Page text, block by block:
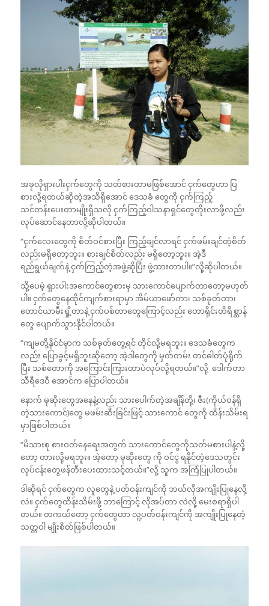
အခုလိုရှားပါးငှက်တွေကို သတ်စားတာမဖြစ်အောင် ငှက်တွေဟာ ပြ
စားလို့ရတယ်ဆိုတဲ့အသိရှိအောင် ဒေသခံ တွေကို ငှက်ကြည့်
သင်တန်းပေးတာမျိုးရှိသလို ငှက်ကြည့်ဝါသနာရှင်တွေတိုးလာဖို့လည်း
လုပ်ဆောင်နေတာလို့ဆိုပါတယ်။
“ငှက်လေးတွေကို စိတ်ဝင်စားပြီး ကြည့်ချင်လာရင် ငှက်ဖမ်းချင်တဲ့စိတ်
လည်းမရှိတော့ဘူး။ စားချင်စိတ်လည်း မရှိတော့ဘူး။ အဲ့ဒီ
ရည်ရွယ်ချက်နဲ့ ငှက်ကြည့်တဲ့အဖွဲ့ဆိုပြီး ဖွဲ့ထားတာပါ။”လို့ဆိုပါတယ်။
သို့ပေမဲ့ ရှားပါးအကောင်တွေစားမှ သားကောင်ပျောက်တာတော့မဟုတ်
ပါ။ ငှက်တွေနေထိုင်ကျက်စားရာမှာ အိမ်ယာဖော်တာ၊ သစ်ခုတ်တာ၊
တောင်ယာမီးရှို့တာနဲ့ ငှက်ပစ်တာတွေကြောင့်လည်း တောရိုင်းတိရိစ္ဆာန်
တွေ ပျောက်သွားနိုင်ပါတယ်။
“ကျမတို့နိုင်ငံမှာက သစ်ခုတ်တွေ့ရင် တိုင်လို့မရဘူး။ ဒေသခံတွေက
လည်း ပြောခွင့်မရှိဘူးဆိုတော့ အဲ့ဒါတွေကို မှတ်တမ်း တင်ဓါတ်ပုံရိုက်
ပြီး သစ်တောကို အကြောင်းကြားတာပဲလုပ်လို့ရတယ်။”လို့ ဒေါက်တာ
သီရီဒေဝီ အောင်က ပြောပါတယ်။
နောက် မုဆိုးတွေအနေနဲ့လည်း သားပေါက်တဲ့အချိန်တို့၊ ဇီး(ကိုယ်ဝန်ရှိ
တဲ့သားကောင်)တွေ မဖမ်းဆီးခြင်းဖြင့် သားကောင် တွေကို ထိန်းသိမ်းရ
မှာဖြစ်ပါတယ်။
“မိသားစု စားဝတ်နေရေးအတွက် သားကောင်တွေကိုသတ်မစားပါနဲ့လို့
တော့ တားလို့မရဘူး။ အဲ့တော့ မုဆိုးတွေ ကို ဝင်ငွ ရနိုင်တဲ့ဒေသတွင်း
လုပ်ငန်းတွေဖန်တီးပေးထားသင့်တယ်။”လို့ သူက အကြံပြုပါတယ်။
ဒါဆိုရင် ငှက်တွေက လူတွေနဲ့ ပတ်ဝန်းကျင်ကို ဘယ်လိုအကျိုးပြုနေလို့
လဲ။ ငှက်တွေထိန်းသိမ်းဖို့ ဘာကြောင့် လိုအပ်တာ လဲလို့ မေးစရာရှိပါ
တယ်။ တကယ်တော့ ငှက်တွေဟာ လူ့ပတ်ဝန်းကျင်ကို အကျိုးပြုနေတဲ့
သတ္တဝါ မျိုးစိတ်ဖြစ်ပါတယ်။